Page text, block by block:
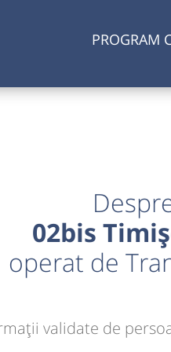
PROGRAM
02bis
operat de
validate de